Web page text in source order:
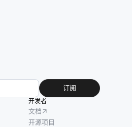
订阅
开发者
文档
开源项目